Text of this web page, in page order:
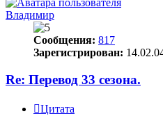
Владимир
Сообщения: 817
Зарегистрирован:
Re: Перевод 33 сезона.
Цитата